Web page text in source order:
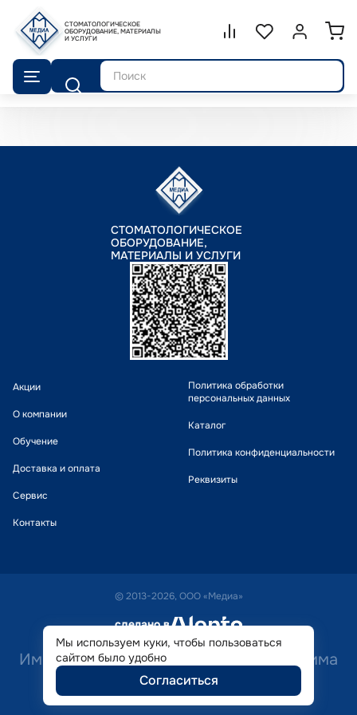
СТОМАТОЛОГИЧЕСКОЕ
ОБОРУДОВАНИЕ, МАТЕРИАЛЫ
И УСЛУГИ
Сравнение.
СписокВойти или
Поиск
СТОМАТОЛОГИЧЕСКОЕ
ОБОРУДОВАНИЕ,
МАТЕРИАЛЫ И УСЛУГИ
Акции
О компании
Обучение
Доставка и оплата
Сервис
Контакты
Политика обработки
персональных данных
Каталог
Политика конфиденциальности
Реквизиты
© 2013-2026, ООО «Медиа»
сделано в alente
Имеются противопоказания. Необходима
консультация специалиста.
Мы используем куки, чтобы пользоваться
сайтом было удобно
Согласиться